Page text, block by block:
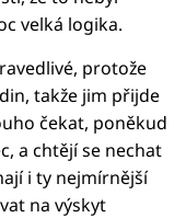
velká logika.
protože
takže jim přijde
čekat, poněkud
a chtějí se nechat
i ty nejmírnější
na výskyt